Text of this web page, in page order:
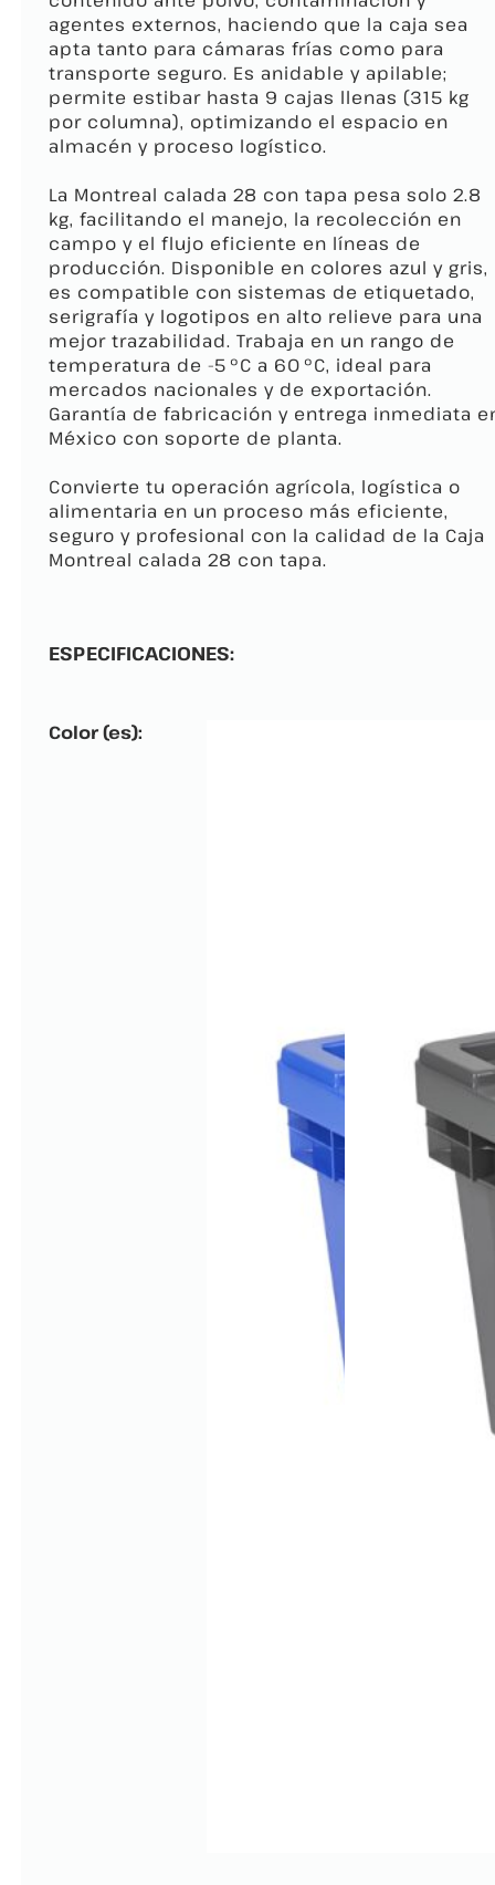
agentes externos, haciendo que la caja sea
apta tanto para cámaras frías como para
transporte seguro. Es anidable y apilable;
permite estibar hasta 9 cajas llenas (315 kg
por columna), optimizando el espacio en
almacén y proceso logístico.
La Montreal calada 28 con tapa pesa solo 2.8
kg, facilitando el manejo, la recolección en
campo y el flujo eficiente en líneas de
producción. Disponible en colores azul y gris,
es compatible con sistemas de etiquetado,
serigrafía y logotipos en alto relieve para una
mejor trazabilidad. Trabaja en un rango de
temperatura de -5 °C a 60 °C, ideal para
mercados nacionales y de exportación.
Garantía de fabricación y entrega inmediata
México con soporte de planta.
Convierte tu operación agrícola, logística o
alimentaria en un proceso más eficiente,
seguro y profesional con la calidad de la Caja
Montreal calada 28 con tapa.
ESPECIFICACIONES:
Color (es):